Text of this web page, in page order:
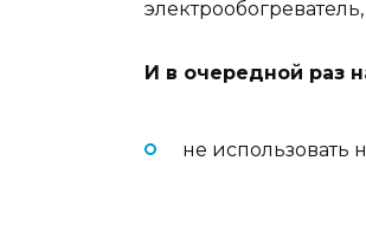
И в очередной раз
не использовать